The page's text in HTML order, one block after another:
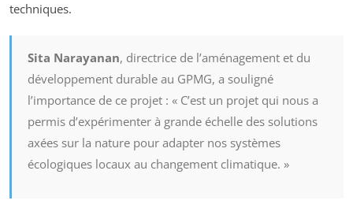
techniques.
Sita Narayanan, directrice de l’aménagement et du
développement durable au GPMG, a souligné
l’importance de ce projet : « C’est un projet qui nous a
permis d’expérimenter à grande échelle des solutions
axées sur la nature pour adapter nos systèmes
écologiques locaux au changement climatique. »